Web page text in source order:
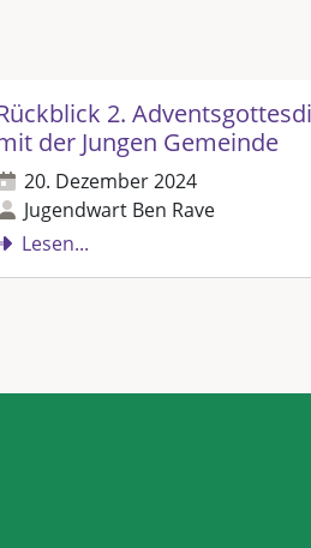
2.
der Jungen Gemeinde
20. Dezember 2024
Jugendwart Ben Rave
Lesen...